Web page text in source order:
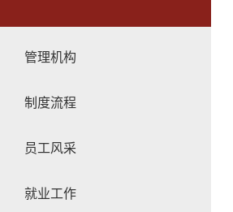
管理机构
制度流程
员工风采
就业工作